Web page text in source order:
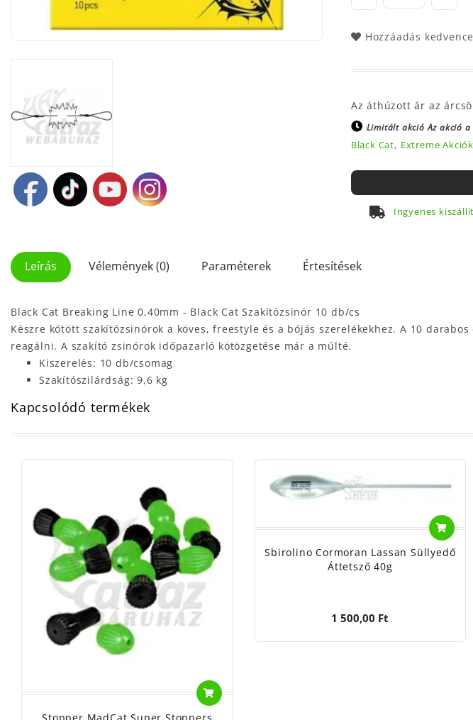
Hozzáadás
Az áthúzott ár az
Limitált akcióAz akció
Black Cat, Extreme
Ingyenes
Leírás Vélemények (0) Paraméterek Értesítések
Black Cat Breaking Line 0,40mm - Black Cat Szakítózsinór 10 db/cs
Készre kötött szakítózsinórok a köves, freestyle és a bójás szerelékekhez. A 10
reagálni. A szakító zsinórok időpazarló kötözgetése már a múlté.
Kiszerelés: 10 db/csomag
Szakítószilárdság: 9,6 kg
Kapcsolódó termékek
Stopper MadCat Super Stoppers
Sbirolino Cormoran Lassan Süllyedő
Áttetsző 40g
1 500,00 Ft